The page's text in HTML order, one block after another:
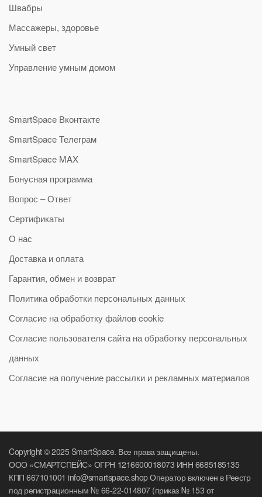
Швабры
Массажеры, здоровье
Умный свет
Управление умным домом
SmartSpace Вконтакте
SmartSpace Телеграм
SmartSpace MAX
Бонусная программа
Вопрос – Ответ
Сертификаты
О нас
Доставка и оплата
Гарантия, обмен и возврат
Политика обработки персональных данных
Согласие на обработку файлов cookie
Согласие пользователя сайта на обработку персональных
данных
Согласие на получение рассылки и рекламных материалов
Copyright © 2025 SmartSpace. Все права защищены.
ООО «СМАРТСПЕЙС» ОГРН 1216600018073 ИНН 6685185135
КПП 667101001 info@smartspace.shop Оператор включен в Реестр
под регистрационным № 66-22-014807 (приказ № 153 от